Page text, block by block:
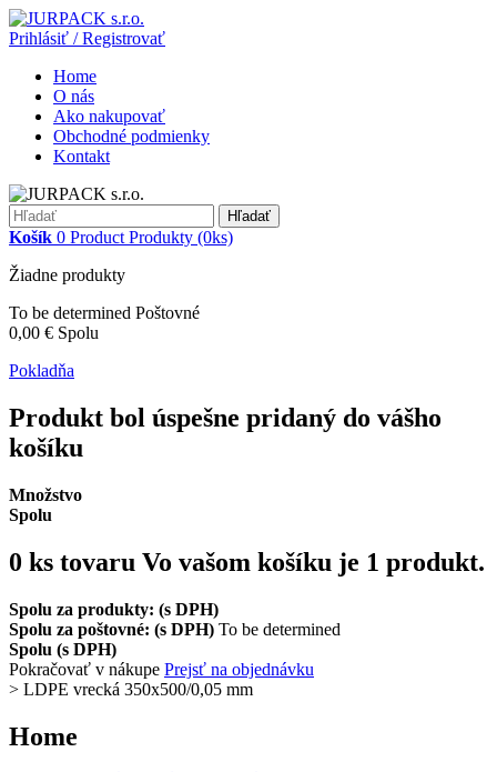
Prihlásiť / Registrovať
Home
O nás
Ako nakupovať
Obchodné podmienky
Kontakt
Hľadať
Košík 0 Product Produkty (0ks)
Žiadne produkty
To be determined Poštovné
0,00 € Spolu
Pokladňa
Produkt bol úspešne pridaný do vášho
košíku
Množstvo
Spolu
0 ks tovaru Vo vašom košíku je 1 produkt.
Spolu za produkty: (s DPH)
Spolu za poštovné: (s DPH) To be determined
Spolu (s DPH)
Pokračovať v nákupe Prejsť na objednávku
> LDPE vrecká 350x500/0,05 mm
Home